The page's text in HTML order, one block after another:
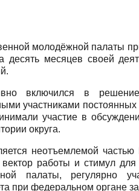
молодёжной палаты
десять месяцев своей
включился в
участниками
участие в
округа.
неотъемлемой
работы и стимул
палаты, регулярно
при федеральном органе